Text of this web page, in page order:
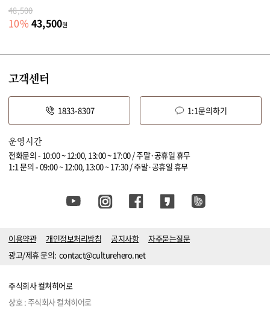
48,500
10% 43,500원
고객센터
1833-8307 1:1문의하기
운영시간
전화문의 - 10:00 ~ 12:00, 13:00 ~ 17:00 / 주말·공휴일 휴무
1:1 문의 - 09:00 ~ 12:00, 13:00 ~ 17:30 / 주말·공휴일 휴무
이용약관 개인정보처리방침 공지사항
자주묻는질문
광고/제휴 문의: contact@culturehero.net
주식회사 컬쳐히어로
상호 : 주식회사 컬쳐히어로